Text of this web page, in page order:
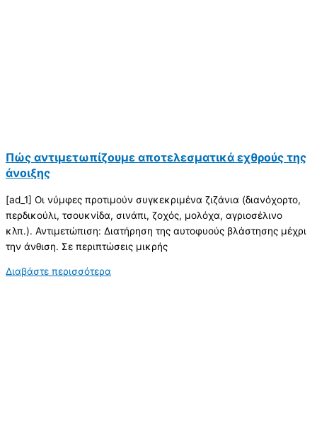
Πώς αντιμετωπίζουμε αποτελεσματικά εχθρούς της
άνοιξης
[ad_1] Οι νύμφες προτιμούν συγκεκριμένα ζιζάνια (διανόχορτο,
περδικούλι, τσουκνίδα, σινάπι, ζοχός, μολόχα, αγριοσέλινο
κλπ.). Αντιμετώπιση: Διατήρηση της αυτοφυούς βλάστησης μέχρι
την άνθιση. Σε περιπτώσεις μικρής
Διαβάστε περισσότερα